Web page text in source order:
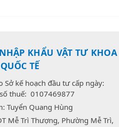
KHẨU VẬT TƯ KHOA
TẾ
Sở kế hoạch đầu tư cấp ngày:
thuế: 0107469877
Tuyển Quang Hùng
Mễ Trì Thượng, Phường Mễ Trì,